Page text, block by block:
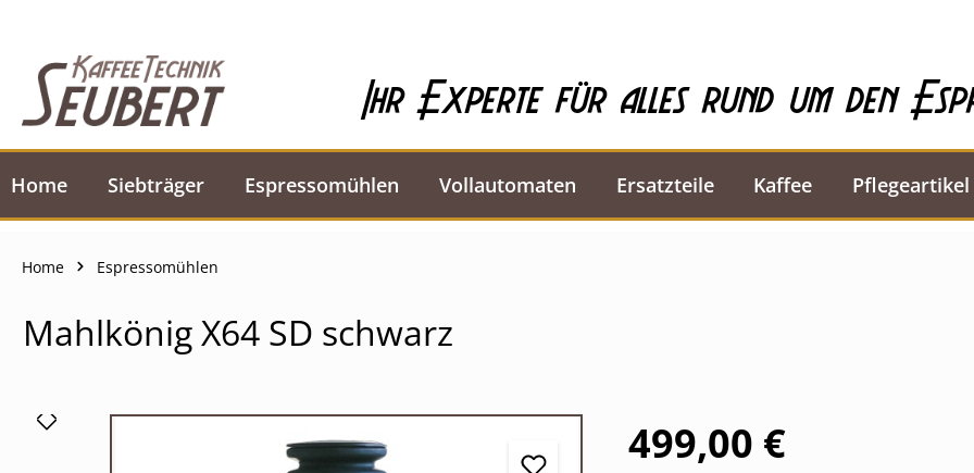
Ihr Experte für alles rund um den
Home Siebträger Espressomühlen Vollautomaten Ersatzteile Kaffee Pflegeartikel
Home Espressomühlen
Mahlkönig X64 SD schwarz
Bildergalerie überspringen 499,00 €